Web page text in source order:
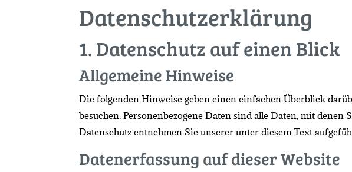
Datenschutz­erklärung
1. Datenschutz auf einen Blick
Allgemeine Hinweise
Die folgenden Hinweise geben einen einfachen Überblick
besuchen. Personenbezogene Daten sind alle Daten, mit
Datenschutz entnehmen Sie unserer unter diesem Text
Datenerfassung auf dieser Website